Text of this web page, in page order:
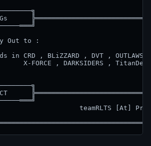
Fly Out to :
CRD , BLiZZARD , DVT ,
FORCE , DARKSIDERS ,
teamRLTS [At]